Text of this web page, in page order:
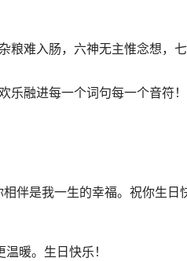
粮难入肠，六神无主惟念想，
乐融进每一个词句每一个音符
伴是我一生的幸福。祝你生日
暖。生日快乐！